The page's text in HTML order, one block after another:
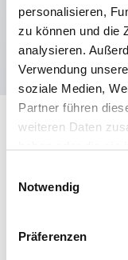
personalisieren,
zu können und die
analysieren.
Verwendung
soziale Medien,
Partner führen
weiteren Daten
Notwendig
Präferenzen
1s/10s/1m/10m
5A Kontakt